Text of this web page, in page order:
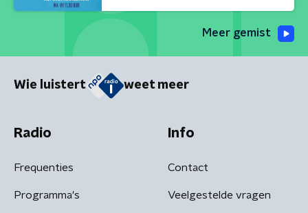
Meer gemist
Wie luistert weet meer
Radio
Frequenties
Programma's
Info
Contact
Veelgestelde vragen